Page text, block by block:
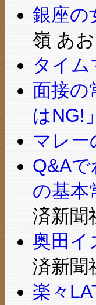
銀座の
嶺 あ
タイム
面接の
はNG!
マレー
Q&A
の基本
済新聞
奥田イ
済新聞
楽々